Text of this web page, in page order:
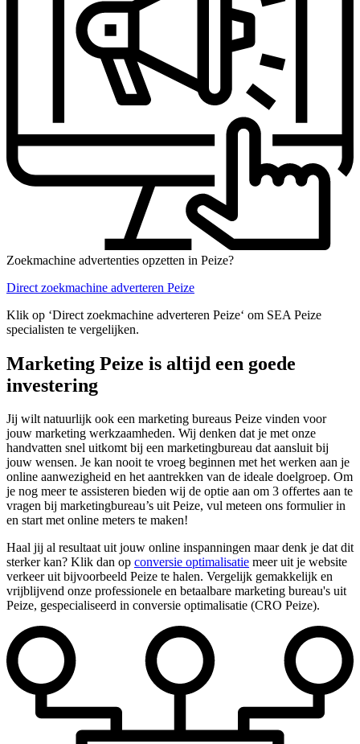
Zoekmachine advertenties opzetten in Peize?
Direct zoekmachine adverteren Peize
Klik op ‘Direct zoekmachine adverteren Peize‘ om SEA Peize
specialisten te vergelijken.
Marketing Peize is altijd een goede
investering
Jij wilt natuurlijk ook een marketing bureaus Peize vinden voor
jouw marketing werkzaamheden. Wij denken dat je met onze
handvatten snel uitkomt bij een marketingbureau dat aansluit bij
jouw wensen. Je kan nooit te vroeg beginnen met het werken aan je
online aanwezigheid en het aantrekken van de ideale doelgroep. Om
je nog meer te assisteren bieden wij de optie aan om 3 offertes aan te
vragen bij marketingbureau’s uit Peize, vul meteen ons formulier in
en start met online meters te maken!
Haal jij al resultaat uit jouw online inspanningen maar denk je dat dit
sterker kan? Klik dan op conversie optimalisatie meer uit je website
verkeer uit bijvoorbeeld Peize te halen. Vergelijk gemakkelijk en
vrijblijvend onze professionele en betaalbare marketing bureau's uit
Peize, gespecialiseerd in conversie optimalisatie (CRO Peize).